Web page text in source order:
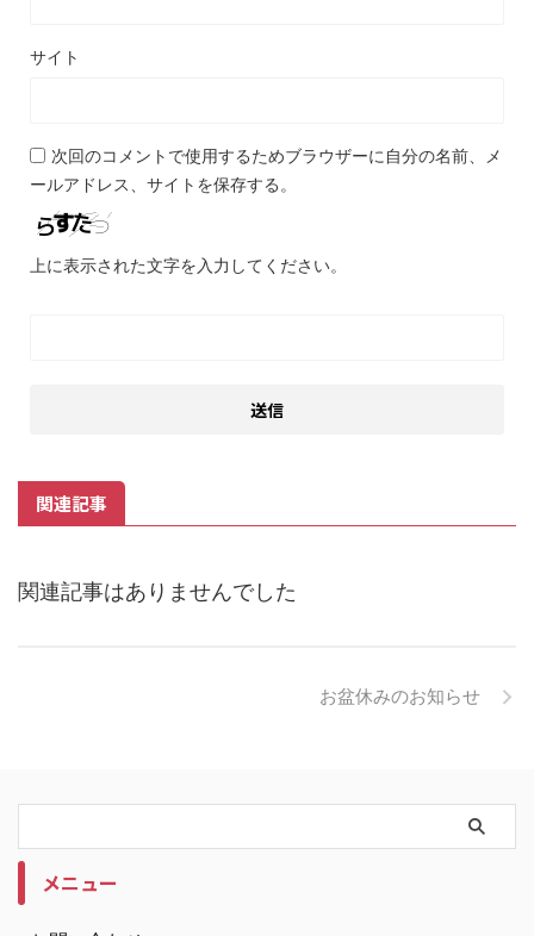
サイト
次回のコメントで使用するためブラウザーに自分の名前、メ
ールアドレス、サイトを保存する。
上に表示された文字を入力してください。
関連記事
関連記事はありませんでした
お盆休みのお知らせ
メニュー